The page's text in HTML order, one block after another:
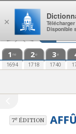
Aller au contenu
1 re
1694
2e
1718
3e
1740
7eÉDITION
×
Disponible